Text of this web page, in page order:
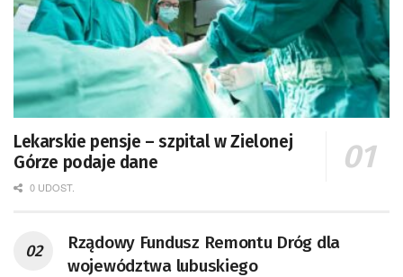
Lekarskie pensje – szpital w Zielonej
Górze podaje dane
0 UDOST.
Rządowy Fundusz Remontu Dróg dla
województwa lubuskiego